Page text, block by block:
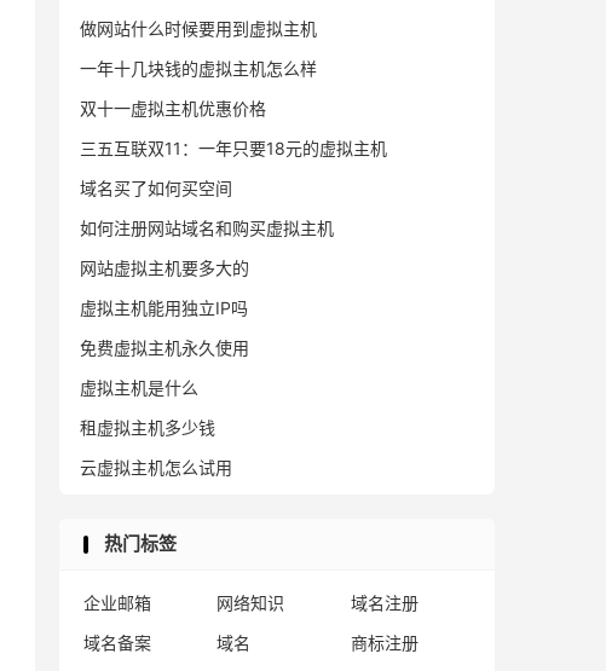
做网站什么时候要用到虚拟主机
一年十几块钱的虚拟主机怎么样
双十一虚拟主机优惠价格
三五互联双11：一年只要18元的虚拟主机
域名买了如何买空间
如何注册网站域名和购买虚拟主机
网站虚拟主机要多大的
虚拟主机能用独立IP吗
免费虚拟主机永久使用
虚拟主机是什么
租虚拟主机多少钱
云虚拟主机怎么试用
热门标签
企业邮箱 网络知识
域名注册
域名备案
域名
商标注册